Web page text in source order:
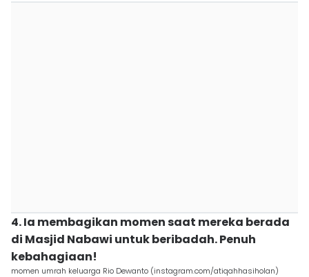
4. Ia membagikan momen saat mereka berada
di Masjid Nabawi untuk beribadah. Penuh
kebahagiaan!
momen umrah keluarga Rio Dewanto (instagram.com/atiqahhasiholan)